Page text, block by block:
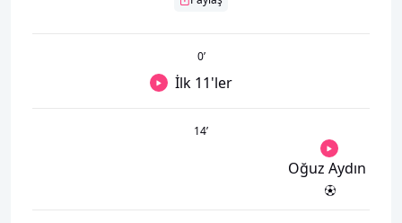
0’
İlk 11'ler
14’
Oğuz Aydın